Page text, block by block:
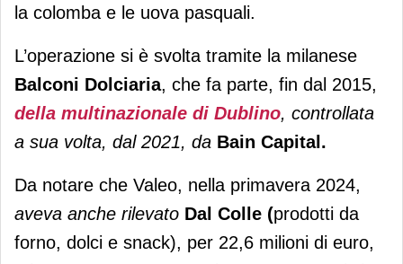
la colomba e le uova pasquali.
L’operazione si è svolta tramite la milanese
Balconi Dolciaria, che fa parte, fin dal 2015,
della multinazionale di Dublino, controllata
a sua volta, dal 2021, da Bain Capital.
Da notare che Valeo, nella primavera 2024,
aveva anche rilevato Dal Colle (prodotti da
forno, dolci e snack), per 22,6 milioni di euro,